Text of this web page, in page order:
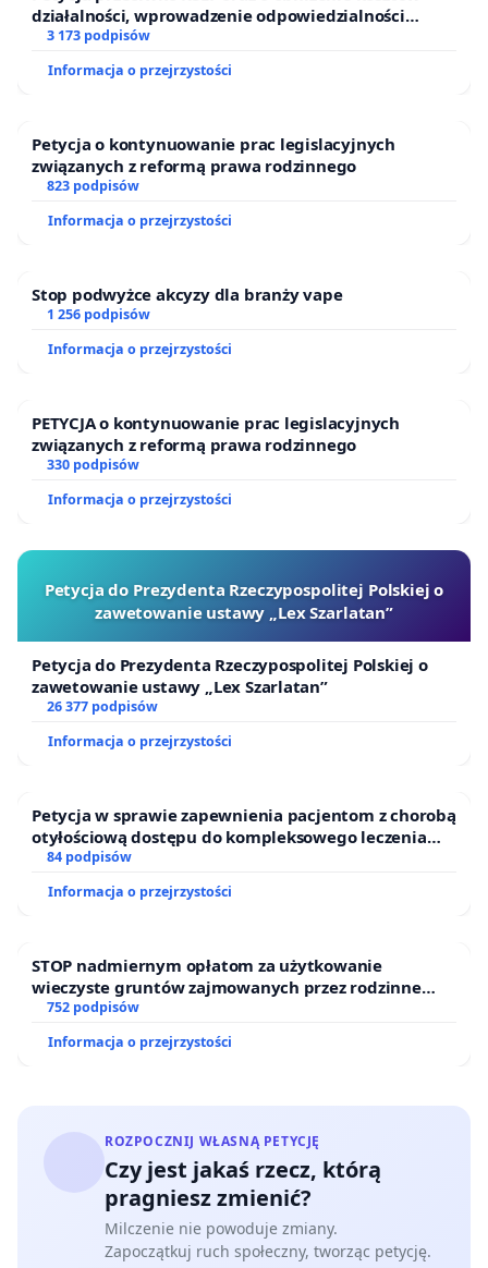
działalności, wprowadzenie odpowiedzialności
finansowej kluczowych urzędników i sędziów
3 173 podpisów
Informacja o przejrzystości
Petycja o kontynuowanie prac legislacyjnych
związanych z reformą prawa rodzinnego
823 podpisów
Informacja o przejrzystości
Stop podwyżce akcyzy dla branży vape
1 256 podpisów
Informacja o przejrzystości
PETYCJA o kontynuowanie prac legislacyjnych
związanych z reformą prawa rodzinnego
330 podpisów
Informacja o przejrzystości
Petycja do Prezydenta Rzeczypospolitej Polskiej o
zawetowanie ustawy „Lex Szarlatan”
Petycja do Prezydenta Rzeczypospolitej Polskiej o
zawetowanie ustawy „Lex Szarlatan”
26 377 podpisów
Informacja o przejrzystości
Petycja w sprawie zapewnienia pacjentom z chorobą
otyłościową dostępu do kompleksowego leczenia
oraz programów profilaktycznych.
84 podpisów
Informacja o przejrzystości
STOP nadmiernym opłatom za użytkowanie
wieczyste gruntów zajmowanych przez rodzinne
ogrody działkowe.
752 podpisów
Informacja o przejrzystości
ROZPOCZNIJ WŁASNĄ PETYCJĘ
Czy jest jakaś rzecz, którą
pragniesz zmienić?
Milczenie nie powoduje zmiany.
Zapoczątkuj ruch społeczny, tworząc petycję.